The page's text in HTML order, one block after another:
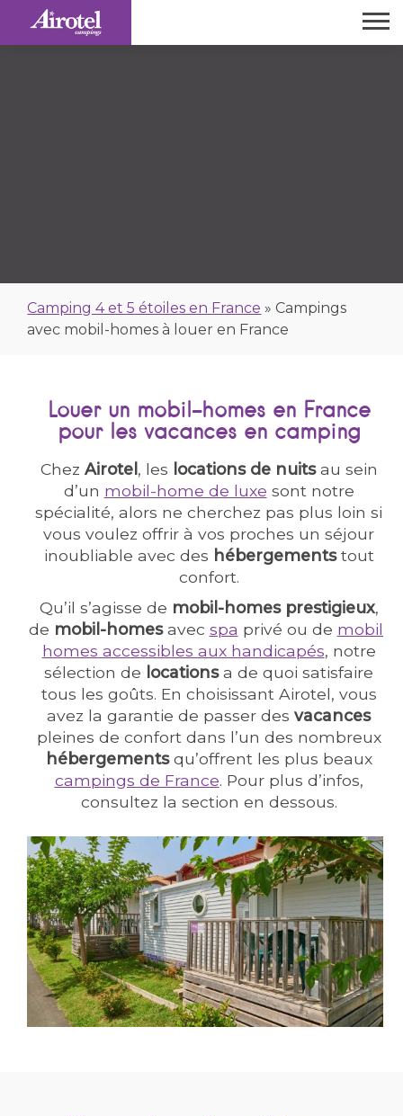
Camping 4 et 5 étoiles en France »Campings
avec mobil-homes à louer en France
Louer un mobil-homes en France
pour les vacances en camping
Chez Airotel , les locations de nuitsau sein
d’un mobil-home de luxe sont notre
spécialité, alors ne cherchez pas plus loin si
vous voulez offrir à vos proches un séjour
inoubliable avec des hébergementstout
confort.
Qu’il s’agisse de mobil-homes prestigieux,
de mobil-homesavec spa privé ou de mobil-
homes accessibles aux handicapés, notre
sélection de locationsa de quoi satisfaire
tous les goûts. En choisissant Airotel, vous
avez la garantie de passer desvacances
pleines de confort dans l’un des nombreux
hébergementsqu’offrent les plus beaux
campings de France. Pour plus d’infos,
consultez la section en dessous.